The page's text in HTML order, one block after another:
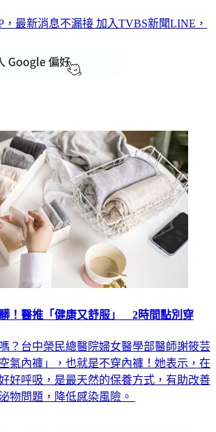
，最新消息不漏接 加入TVBS新聞LINE，
！醫推「健康又舒服」 2時間點別穿
？台中榮民總醫院婦女醫學部醫師謝筱芸
氣內褲」，也就是不穿內褲！她表示，在
好呼吸，是最天然的保養方式，有助改善
物問題，降低感染風險。